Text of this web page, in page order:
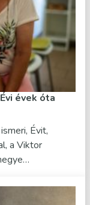
évek óta
Évit,
a Viktor